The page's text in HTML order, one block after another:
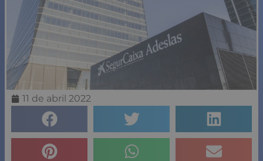
11 de abril 2022